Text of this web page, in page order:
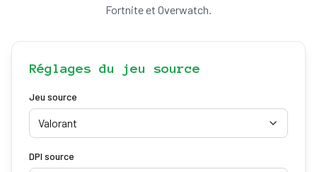
Fortnite et Overwatch.
Réglages du jeu source
Jeu source
Valorant
DPI source